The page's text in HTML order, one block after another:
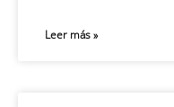
Leer más »